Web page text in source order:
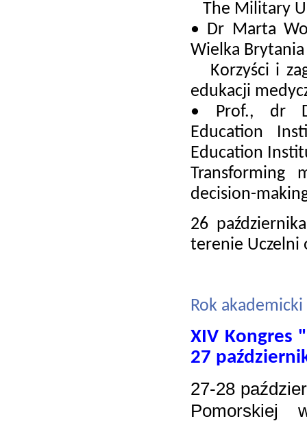
The Military
• Dr Marta
Wielka Brytania
Korzyści i
edukacji
• Prof., dr
Education
Education
Transforming
decision-
26
terenie Uczelni
Rok
XIV Kongres
27
27-28
Pomorskiej